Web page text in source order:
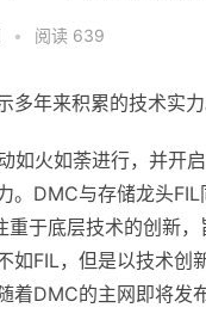
• 阅读 639
年来积累的技术实力
火如荼进行，并开
。DMC与存储龙头
于底层技术的创新
FIL，但是以技术创
DMC的主网即将发